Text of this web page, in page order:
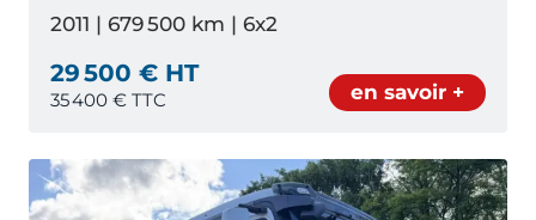
2011 | 679 500 km | 6x2
29 500 € HT
35 400 € TTC en savoir +